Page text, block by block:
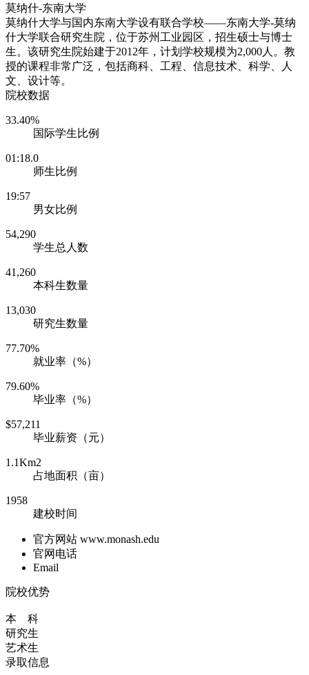
莫纳什-东南大学
莫纳什大学与国内东南大学设有联合学校——东南大学-莫纳
什大学联合研究生院，位于苏州工业园区，招生硕士与博士
生。该研究生院始建于2012年，计划学校规模为2,000人。教
授的课程非常广泛，包括商科、工程、信息技术、科学、人
文、设计等。
院校数据
33.40%
国际学生比例
01:18.0
师生比例
19:57
男女比例
54,290
学生总人数
41,260
本科生数量
13,030
研究生数量
77.70%
就业率（%）
79.60%
毕业率（%）
$57,211
毕业薪资（元）
1.1Km2
占地面积（亩）
1958
建校时间
官方网站 www.monash.edu
官网电话
Email
院校优势
本 科
研究生
艺术生
录取信息